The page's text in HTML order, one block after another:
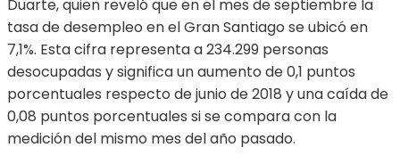
Duarte, quien reveló que en el mes de septiembre la
tasa de desempleo en el Gran Santiago se ubicó en
7,1%. Esta cifra representa a 234.299 personas
desocupadas y significa un aumento de 0,1 puntos
porcentuales respecto de junio de 2018 y una caída de
0,08 puntos porcentuales si se compara con la
medición del mismo mes del año pasado.